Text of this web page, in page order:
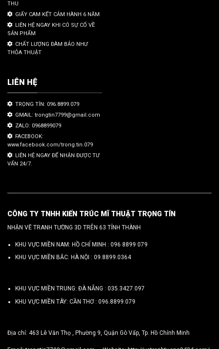
THU
GIẤY CAM KẾT CẢM HÀNH 6 NĂM
LIÊN HỆ NGAY KHI CÓ SỰ CỐ VỀ
SẢN PHẨM
CHẤT LƯỢNG ĐÀM BẢO NHƯ
THỎA THUẬT
LIÊN HỆ
TRỌNG TÍN: 096.8899.079
GMAIL: trongtin7799@gmail.com
ZALO: 0968899079
FACEBOOK:
www.facebook.com/trong.tin.079
LIÊN HỆ NGAY ĐỂ NHẬN ĐƯỢC TƯ
VẤN 24/7.
CÔNG TY TNHH KIẾN TRÚC MĨ THUẬT TRỌNG TÍN
NHẬN VẼ TRANH TƯỜNG 3D TRÊN 63 TỈNH THÀNH
KHU VỰC MIỀN NAM: HỒ CHÍ MINH : 096 8899 079
KHU VỰC MIỀN BẮC: HÀ NỘI : 09.8899.0364
KHU VỰC MIỀN TRUNG: ĐÀ NẴNG : 035.3427.097
KHU VỰC MIỀN TÂY: CẦN THƠ : 096.8899.079
Địa chỉ: 463 Lê Văn Thọ , Phường 9, Quận Gò Vấp, Tp. Hồ Chính Minh